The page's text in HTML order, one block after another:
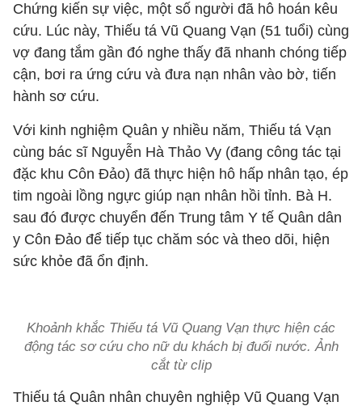
Chứng kiến sự việc, một số người đã hô hoán kêu
cứu. Lúc này, Thiếu tá Vũ Quang Vạn (51 tuổi) cùng
vợ đang tắm gần đó nghe thấy đã nhanh chóng tiếp
cận, bơi ra ứng cứu và đưa nạn nhân vào bờ, tiến
hành sơ cứu.
Với kinh nghiệm Quân y nhiều năm, Thiếu tá Vạn
cùng bác sĩ Nguyễn Hà Thảo Vy (đang công tác tại
đặc khu Côn Đảo) đã thực hiện hô hấp nhân tạo, ép
tim ngoài lồng ngực giúp nạn nhân hồi tỉnh. Bà H.
sau đó được chuyển đến Trung tâm Y tế Quân dân
y Côn Đảo để tiếp tục chăm sóc và theo dõi, hiện
sức khỏe đã ổn định.
Khoảnh khắc Thiếu tá Vũ Quang Vạn thực hiện các
động tác sơ cứu cho nữ du khách bị đuối nước. Ảnh
cắt từ clip
Thiếu tá Quân nhân chuyên nghiệp Vũ Quang Vạn